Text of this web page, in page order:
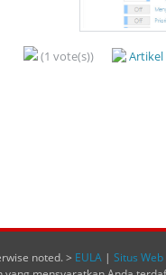
(1 vote(s))
noted. > EULA | Situs